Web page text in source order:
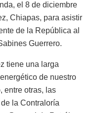
el 8 de diciembre
Chiapas, para asistir
de la República al
Guerrero.
tiene una larga
de nuestro
entre otras, las
la Contraloría